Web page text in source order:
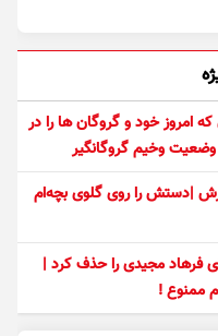
امروز خود و گروگان ها را در
وخیم گروگانگیر
|دستش را روی گلوی بچه‌ام
فرهاد مجیدی را حذف کرد |
ممنوع !